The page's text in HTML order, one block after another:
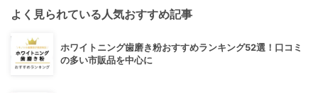
よく見られている人気おすすめ記事
ホワイトニング歯磨き粉おすすめランキング52選！口コミ
の多い市販品を中心に